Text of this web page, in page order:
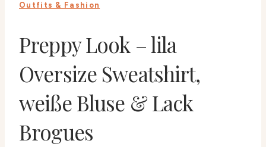
Outfits & Fashion
Preppy Look – lila
Oversize Sweatshirt,
weiße Bluse & Lack
Brogues